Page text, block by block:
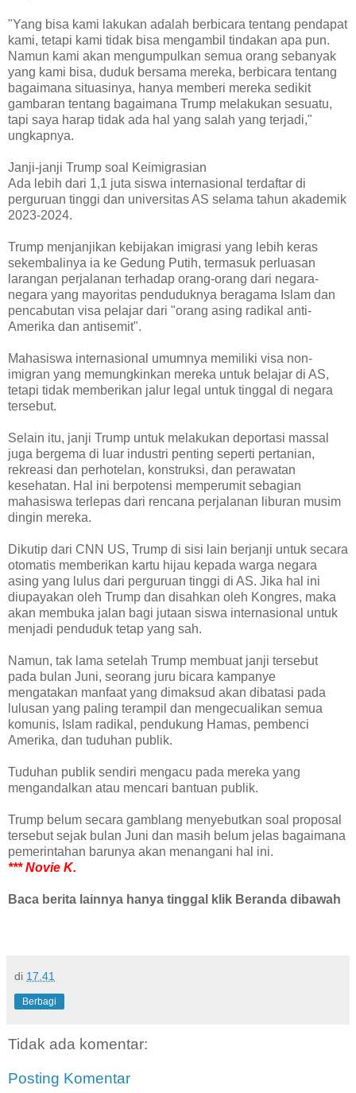
"Yang bisa kami lakukan adalah berbicara tentang pendapat
kami, tetapi kami tidak bisa mengambil tindakan apa pun.
Namun kami akan mengumpulkan semua orang sebanyak
yang kami bisa, duduk bersama mereka, berbicara tentang
bagaimana situasinya, hanya memberi mereka sedikit
gambaran tentang bagaimana Trump melakukan sesuatu,
tapi saya harap tidak ada hal yang salah yang terjadi,"
ungkapnya.
Janji-janji Trump soal Keimigrasian
Ada lebih dari 1,1 juta siswa internasional terdaftar di
perguruan tinggi dan universitas AS selama tahun akademik
2023-2024.
Trump menjanjikan kebijakan imigrasi yang lebih keras
sekembalinya ia ke Gedung Putih, termasuk perluasan
larangan perjalanan terhadap orang-orang dari negara-
negara yang mayoritas penduduknya beragama Islam dan
pencabutan visa pelajar dari "orang asing radikal anti-
Amerika dan antisemit".
Mahasiswa internasional umumnya memiliki visa non-
imigran yang memungkinkan mereka untuk belajar di AS,
tetapi tidak memberikan jalur legal untuk tinggal di negara
tersebut.
Selain itu, janji Trump untuk melakukan deportasi massal
juga bergema di luar industri penting seperti pertanian,
rekreasi dan perhotelan, konstruksi, dan perawatan
kesehatan. Hal ini berpotensi memperumit sebagian
mahasiswa terlepas dari rencana perjalanan liburan musim
dingin mereka.
Dikutip dari CNN US, Trump di sisi lain berjanji untuk secara
otomatis memberikan kartu hijau kepada warga negara
asing yang lulus dari perguruan tinggi di AS. Jika hal ini
diupayakan oleh Trump dan disahkan oleh Kongres, maka
akan membuka jalan bagi jutaan siswa internasional untuk
menjadi penduduk tetap yang sah.
Namun, tak lama setelah Trump membuat janji tersebut
pada bulan Juni, seorang juru bicara kampanye
mengatakan manfaat yang dimaksud akan dibatasi pada
lulusan yang paling terampil dan mengecualikan semua
komunis, Islam radikal, pendukung Hamas, pembenci
Amerika, dan tuduhan publik.
Tuduhan publik sendiri mengacu pada mereka yang
mengandalkan atau mencari bantuan publik.
Trump belum secara gamblang menyebutkan soal proposal
tersebut sejak bulan Juni dan masih belum jelas bagaimana
pemerintahan barunya akan menangani hal ini.
*** Novie K.
Baca berita lainnya hanya tinggal klik Beranda dibawah
di 17.41
Berbagi
Tidak ada komentar:
Posting Komentar